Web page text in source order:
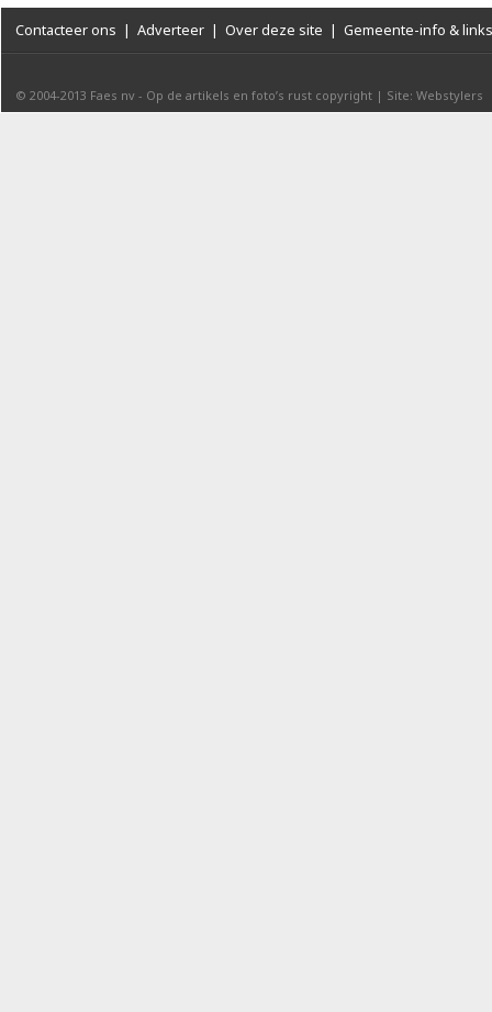
Contacteer ons | Adverteer | Over deze site | Gemeente-info & links
© 2004-2013 Faes nv - Op de artikels en foto’s rust copyright | Site: Webstylers